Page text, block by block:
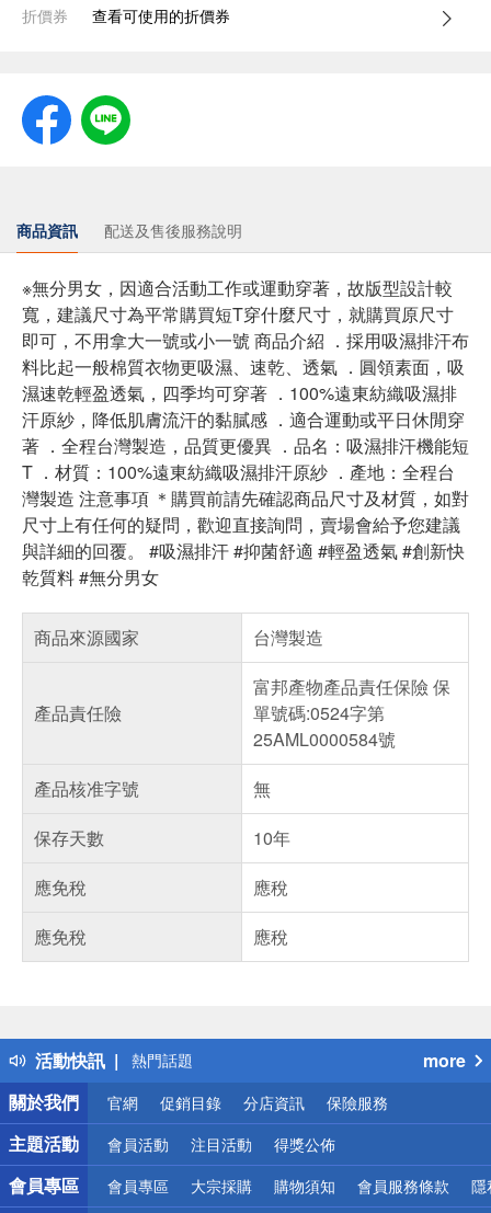
折價券 查看可使用的折價券
商品資訊 配送及售後服務說明
※無分男女，因適合活動工作或運動穿著，故版型設計較
寬，建議尺寸為平常購買短T穿什麼尺寸，就購買原尺寸
即可，不用拿大一號或小一號 商品介紹 ．採用吸濕排汗布
料比起一般棉質衣物更吸濕、速乾、透氣 ．圓領素面，吸
濕速乾輕盈透氣，四季均可穿著 ．100%遠東紡織吸濕排
汗原紗，降低肌膚流汗的黏膩感 ．適合運動或平日休閒穿
著 ．全程台灣製造，品質更優異 ．品名：吸濕排汗機能短
T ．材質：100%遠東紡織吸濕排汗原紗 ．產地：全程台
灣製造 注意事項 ＊購買前請先確認商品尺寸及材質，如對
尺寸上有任何的疑問，歡迎直接詢問，賣場會給予您建議
與詳細的回覆。 #吸濕排汗 #抑菌舒適 #輕盈透氣 #創新快
乾質料 #無分男女
商品來源國家 台灣製造
產品責任險
富邦產物產品責任保險 保
單號碼:0524字第
25AML0000584號
產品核准字號
無
保存天數
10年
應免稅
應稅
應免稅
應稅
活動快訊
得獎公告
熱門話題
銀行優惠
偏遠地區配送
詐騙網頁！請小心！
more
關於我們
官網 促銷目錄 分店資訊 保險服務
主題活動 會員活動 注目活動 得獎公佈
會員專區 會員專區 大宗採購 購物須知 會員服務條款 隱